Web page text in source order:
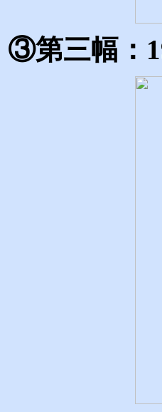
③第三幅：